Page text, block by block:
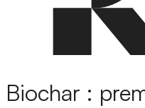
Biochar :